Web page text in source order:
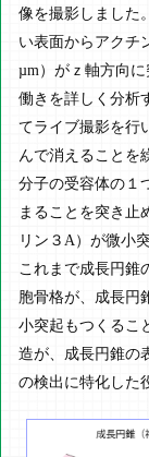
像を撮影しました
い表面からアクチ
µm）がｚ軸方向
働きを詳しく分析
てライブ撮影を行
んで消えることを
分子の受容体の１
まることを突き止
リン３A）が微小
これまで成長円錐
胞骨格が、成長円
小突起もつくるこ
造が、成長円錐の
の検出に特化した